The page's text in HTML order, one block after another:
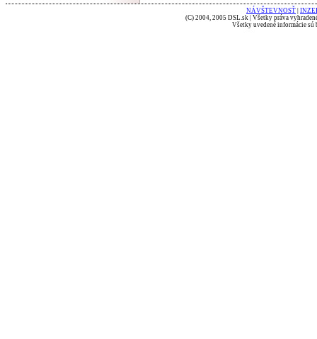
NÁVŠTEVNOSŤ
(C) 2004, 2005 DSL.sk | Všetky práva
Všetky uvedené informácie sú